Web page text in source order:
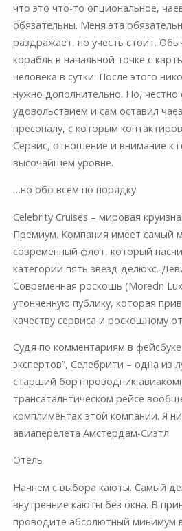
что это что-то опциональное,
обязательны. Меня эта
раздражает, но учесть стоит.
корабль в начальной точке с
человека в сутки. После этого
нужно дополнительно. Но, честно
удовольствием и сам оставил
пресоналу, с которым
Сервис, отношение и внимание к
высочайшем уровне.
…но обо всем по порядку.
Celebrity Cruises – мировая
Премиум. Компания имеет самый
современный флот, который
категории пять звезд делюкс.
Современная роскошь (Moredn
утонченную публику, которая
качеству сервиса и роскошному
Судя по комментариям в фейсбуке
экспертов”, Селебрити – одна из
старший бортпроводник
трансаталнтическом рейсе
комплиментах этой компании. Я
авиаперелета Амстердам-Сиэтл.
Отель
Начнем с выбора каюты. Самый
внутренние каюты без окна. В
проводите абсолютный минимум